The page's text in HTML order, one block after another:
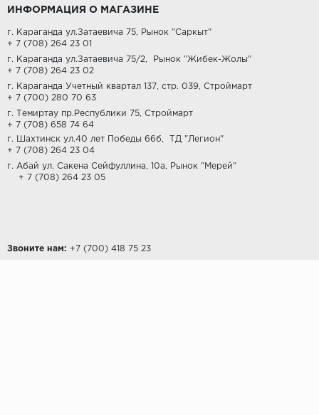
ИНФОРМАЦИЯ О МАГАЗИНЕ
г. Караганда ул.Затаевича 75, Рынок "Саркыт"
+ 7 (708) 264 23 01
г. Караганда ул.Затаевича 75/2,
Рынок "Жибек-Жолы"
+ 7 (708) 264 23 02
г. Караганда Учетный квартал 137, стр. 039, Строймарт
+ 7 (700) 280 70 63
г. Темиртау пр.Республики 75, Строймарт
+ 7 (708) 658 74 64
г. Шахтинск ул.40 лет Победы 66б,
ТД "Легион"
+ 7 (708) 264 23 04
г. Абай ул. Сакена Сейфуллина, 10а, Рынок "Мерей"
+ 7 (708) 264 23 05
Звоните нам: ‎+7 (700) 418 75 23